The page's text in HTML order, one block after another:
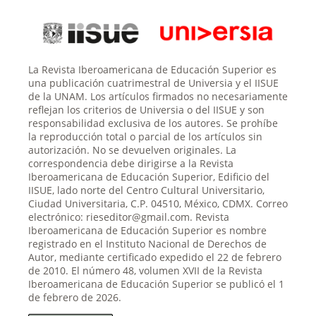
La Revista Iberoamericana de Educación Superior es
una publicación cuatrimestral de Universia y el IISUE
de la UNAM. Los artículos firmados no necesariamente
reflejan los criterios de Universia o del IISUE y son
responsabilidad exclusiva de los autores. Se prohíbe
la reproducción total o parcial de los artículos sin
autorización. No se devuelven originales. La
correspondencia debe dirigirse a la Revista
Iberoamericana de Educación Superior, Edificio del
IISUE, lado norte del Centro Cultural Universitario,
Ciudad Universitaria, C.P. 04510, México, CDMX. Correo
electrónico: rieseditor@gmail.com. Revista
Iberoamericana de Educación Superior es nombre
registrado en el Instituto Nacional de Derechos de
Autor, mediante certificado expedido el 22 de febrero
de 2010. El número 48, volumen XVII de la Revista
Iberoamericana de Educación Superior se publicó el 1
de febrero de 2026.